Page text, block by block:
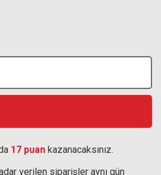
17 puan kazanacaksınız.
verilen siparişler aynı gün